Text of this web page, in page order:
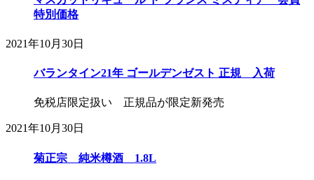
特別価格
2021年10月30日
バランタイン21年 ゴールデンゼスト 正規 入荷
免税店限定扱い 正規品が限定新発売
2021年10月30日
菊正宗 純米樽酒 1.8L